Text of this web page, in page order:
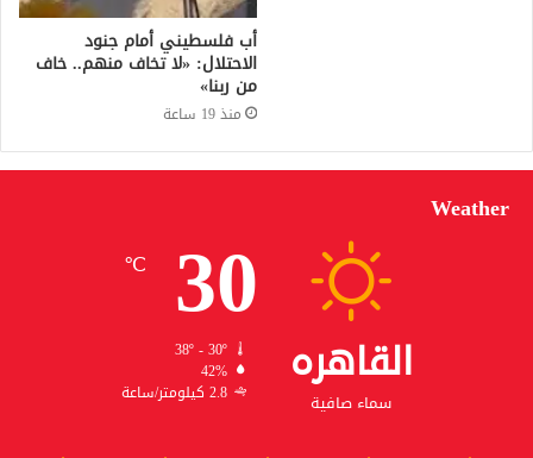
أب فلسطيني أمام جنود
الاحتلال: «لا تخاف منهم.. خاف
من ربنا»
منذ 19 ساعة
Weather
القاهره
سماء صافية
30
℃
38º - 30º
42%
2.8 كيلومتر/ساعة